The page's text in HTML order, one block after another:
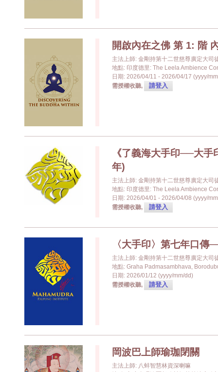
開啟內在之佛 第 1: 階
主法上師: 金剛持第十二世慈尊廣定大司
地點: 印度德里: The Leela Ambience
日期: 2026/04/11 - 2026/04/17 (yyyy/
需授權收聽,
請登入
《了義海大手印──大
年)
主法上師: 金剛持第十二世慈尊廣定大司
地點: 印度德里: The Leela Ambience
日期: 2026/04/01 - 2026/04/08 (yyyy/
需授權收聽,
請登入
〈大手印〉第七年口傳
主法上師: 金剛持第十二世慈尊廣定大司
地點: Graha Padmasambhava,
日期: 2026/01/12 (yyyy/mm/dd)
需授權收聽,
請登入
岡波巴上師瑜珈閉關
主法上師: 八蚌智慧林資深喇嘛